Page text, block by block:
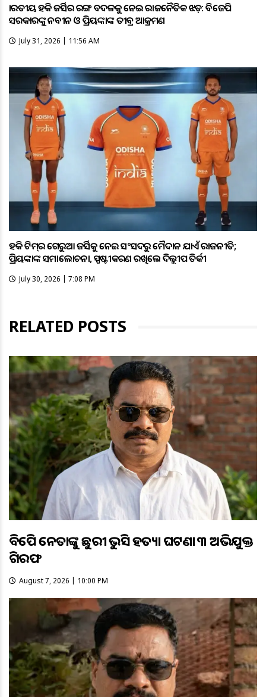
ଭାରତୀୟ ହକି ଜର୍ସିର ରଙ୍ଗ ବଦଳକୁ ନେଇ ରାଜନୈତିକ ଝଡ଼: ବିଜେପି
ସରକାରଙ୍କୁ ନବୀନ ଓ ପ୍ରିୟଙ୍କାଙ୍କ ତୀବ୍ର ଆକ୍ରମଣ
July 31, 2026 | 11:56 AM
ହକି ଟିମ୍‌ର ଗେରୁଆ ଜର୍ସିକୁ ନେଇ ସଂସଦରୁ ମୈଦାନ ଯାଏଁ ରାଜନୀତି;
ପ୍ରିୟଙ୍କାଙ୍କ ସମାଲୋଚନା, ସ୍ପଷ୍ଟୀକରଣ ରଖିଲେ ଦିଲ୍ଲୀପ ତିର୍କୀ
July 30, 2026 | 7:08 PM
RELATED POSTS
ବିଜେପି ନେତାଙ୍କୁ ଛୁରୀ ଭୁସି ହତ୍ୟା ଘଟଣା ୩ ଅଭିଯୁକ୍ତ
ଗିରଫ
August 7, 2026 | 10:00 PM